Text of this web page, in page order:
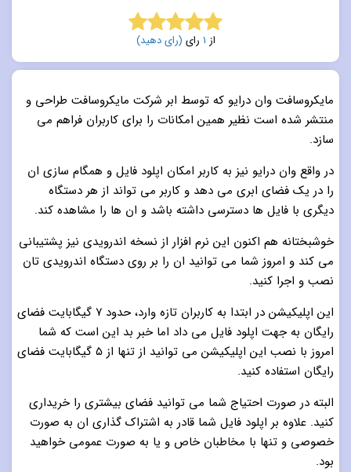
5.0 از 5 از 1 رای (رای دهید)
مایکروسافت وان درایو که توسط ابر شرکت مایکروسافت طراحی و
منتشر شده است نظیر همین امکانات را برای کاربران فراهم می
سازد.
در واقع وان درایو نیز به کاربر امکان اپلود فایل و همگام سازی ان
را در یک فضای ابری می دهد و کاربر می تواند از هر دستگاه
دیگری با فایل ها دسترسی داشته باشد و ان ها را مشاهده کند.
خوشبختانه هم اکنون این نرم افزار از نسخه اندرویدی نیز پشتیبانی
می کند و امروز شما می توانید ان را بر روی دستگاه اندرویدی تان
نصب و اجرا کنید.
این اپلیکیشن در ابتدا به کاربران تازه وارد، حدود ٧ گیگابایت فضای
رایگان به جهت اپلود فایل می داد اما خبر بد این است که شما
امروز با نصب این اپلیکیشن می توانید از تنها از ۵ گیگابایت فضای
رایگان استفاده کنید.
البته در صورت احتیاج شما می توانید فضای بیشتری را خریداری
کنید. علاوه بر اپلود فایل شما قادر به اشتراک گذاری ان به صورت
خصوصی و تنها با مخاطبان خاص و یا به صورت عمومی خواهید
بود.